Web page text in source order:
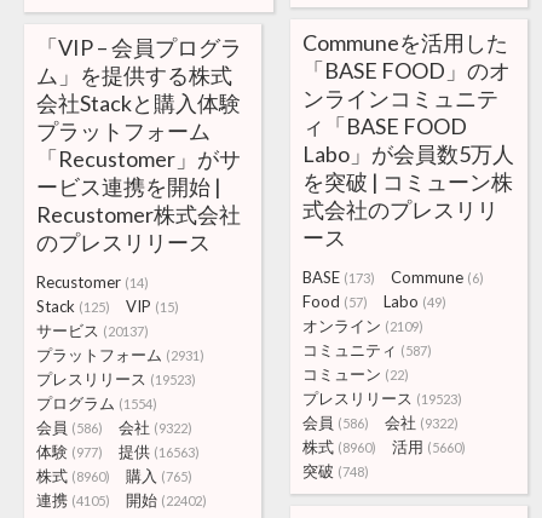
Communeを活用した
「BASE FOOD」のオ
ンラインコミュニテ
ィ「BASE FOOD
Labo」が会員数5万人
を突破 | コミューン株
式会社のプレスリリ
ース
BASE (173) Commune (6)
Food (57) Labo (49)
オンライン (2109)
コミュニティ (587)
コミューン (22)
プレスリリース (19523)
会員 (586) 会社 (9322)
株式 (8960) 活用 (5660)
突破 (748)
「VIP – 会員プログラ
ム」を提供する株式
会社Stackと購入体験
プラットフォーム
「Recustomer」がサ
ービス連携を開始 |
Recustomer株式会社
のプレスリリース
Recustomer (14)
Stack (125) VIP (15)
サービス (20137)
プラットフォーム (2931)
プレスリリース (19523)
プログラム (1554)
会員 (586) 会社 (9322)
体験 (977) 提供 (16563)
株式 (8960) 購入 (765)
連携 (4105) 開始 (22402)